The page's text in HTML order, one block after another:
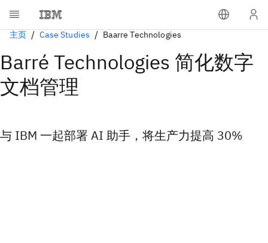
主页 Case Studies Baarre Technologies
Barré Technologies 简化数字
文档管理
与 IBM 一起部署 AI 助手，将生产力提高 30%